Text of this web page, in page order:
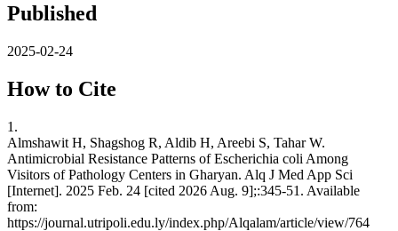
Published
2025-02-24
How to Cite
1.
Almshawit H, Shagshog R, Aldib H, Areebi S, Tahar W.
Antimicrobial Resistance Patterns of Escherichia coli Among
Visitors of Pathology Centers in Gharyan. Alq J Med App Sci
[Internet]. 2025 Feb. 24 [cited 2026 Aug. 9];:345-51. Available
from:
https://journal.utripoli.edu.ly/index.php/Alqalam/article/view/764